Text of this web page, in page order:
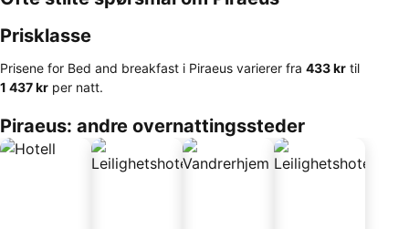
Prisklasse
Prisene for Bed and breakfast i Piraeus varierer fra ‎433 kr til
‎1 437 kr per natt.
Piraeus: andre overnattingssteder